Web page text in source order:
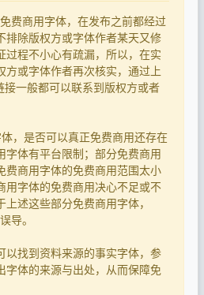
费商用字体，在发布之前都经过
排除版权方或字体作者某天又修
过程不小心有疏漏，所以，在实
方或字体作者再次核实，通过上
接一般都可以联系到版权方或者
，是否可以真正免费商用还存在
字体有平台限制；部分免费商用
费商用字体的免费商用范围太小
用字体的免费商用决心不足或不
述这些部分免费商用字体，
导。
以找到资料来源的事实字体，参
字体的来源与出处，从而保障免